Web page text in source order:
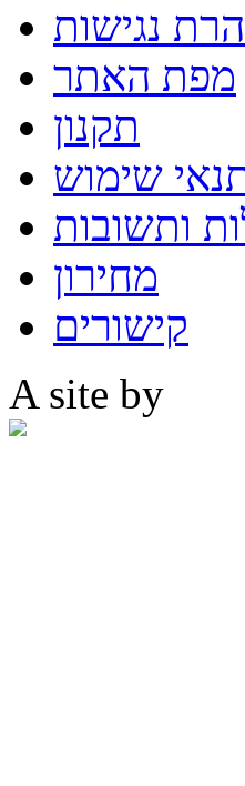
נגישות
מפת האתר
תקנון
שימוש
ותשובות
מחירון
קישורים
A site by